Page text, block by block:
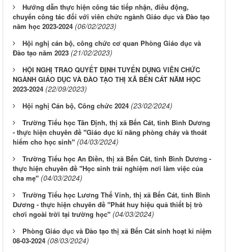
Hướng dẫn thực hiện công tác tiếp nhận, điều động,
chuyển công tác đối với viên chức ngành Giáo dục và Đào tạo
năm học 2023-2024 (06/02/2023)
Hội nghị cán bộ, công chức cơ quan Phòng Giáo dục và
Đào tạo năm 2023 (21/02/2023)
HỘI NGHỊ TRAO QUYẾT ĐỊNH TUYỂN DỤNG VIÊN CHỨC
NGÀNH GIÁO DỤC VÀ ĐÀO TẠO THỊ XÃ BẾN CÁT NĂM HỌC
2023-2024 (22/09/2023)
Hội nghị Cán bộ, Công chức 2024 (23/02/2024)
Trường Tiểu học Tân Định, thị xã Bến Cát, tỉnh Bình Dương
- thực hiện chuyên đề "Giáo dục kĩ năng phòng cháy và thoát
hiểm cho học sinh" (04/03/2024)
Trường Tiểu học An Điền, thị xã Bến Cát, tỉnh Bình Dương -
thực hiện chuyên đề "Học sinh trải nghiệm nơi làm việc của
cha mẹ" (04/03/2024)
Trường Tiểu học Lương Thế Vinh, thị xã Bến Cát, tỉnh Bình
Dương - thực hiện chuyên đề "Phát huy hiệu quả thiết bị trò
chơi ngoài trời tại trường học" (04/03/2024)
Phòng Giáo dục và Đào tạo thị xã Bến Cát sinh hoạt kỉ niệm
08-03-2024 (08/03/2024)